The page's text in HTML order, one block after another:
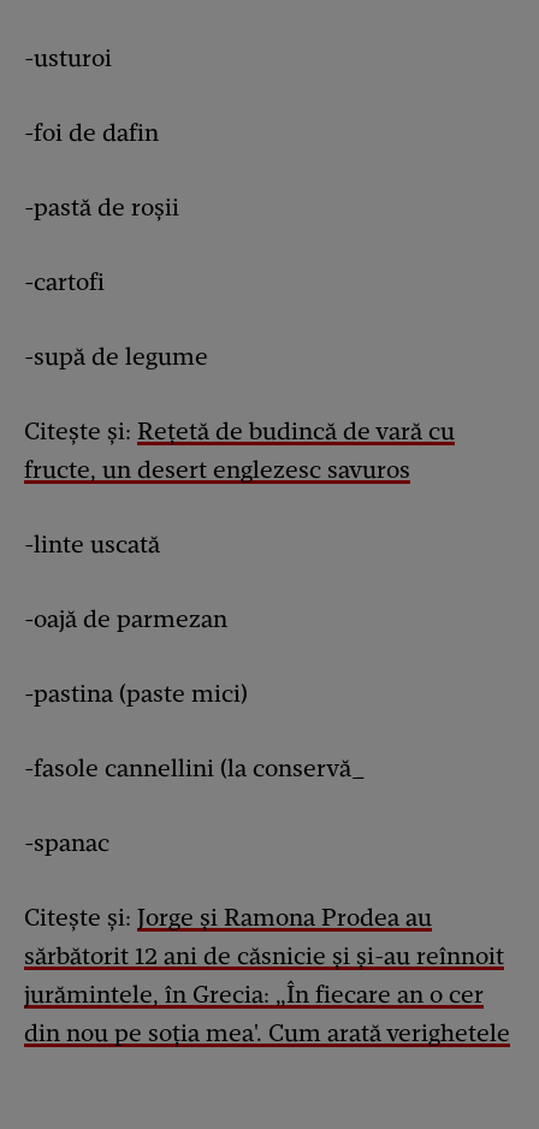
-usturoi
-foi de dafin
-pastă de roșii
-cartofi
-supă de legume
Citește și: Rețetă de budincă de vară cu
fructe, un desert englezesc savuros
-linte uscată
-oajă de parmezan
-pastina (paste mici)
-fasole cannellini (la conservă_
-spanac
Citește și: Jorge și Ramona Prodea au
sărbătorit 12 ani de căsnicie și și-au reînnoit
jurămintele, în Grecia: „În fiecare an o cer
din nou pe soția mea'. Cum arată verighetele